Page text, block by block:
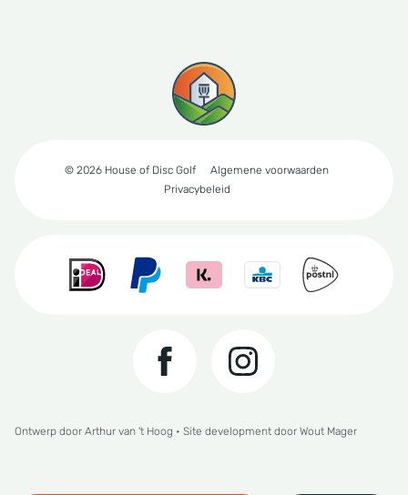
© 2026 House of Disc Golf
Algemene voorwaarden
Privacybeleid
Ontwerp door Arthur van 't Hoog • Site development door Wout Mager